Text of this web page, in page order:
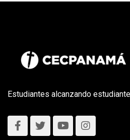
Estudiantes alcanzando